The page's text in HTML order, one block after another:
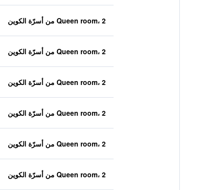
Queen room، 2 من أسرّة الكوين
Queen room، 2 من أسرّة الكوين
Queen room، 2 من أسرّة الكوين
Queen room، 2 من أسرّة الكوين
Queen room، 2 من أسرّة الكوين
Queen room، 2 من أسرّة الكوين